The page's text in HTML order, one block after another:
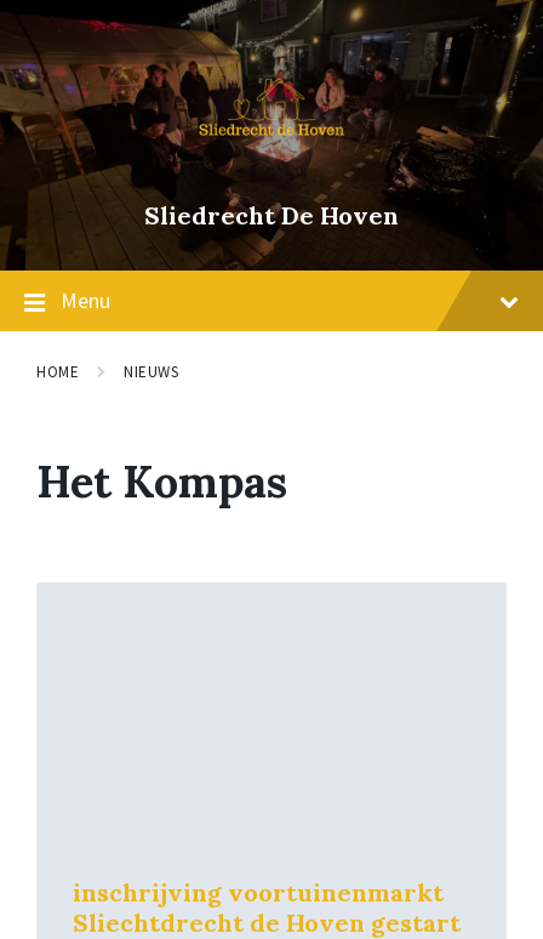
content
main
navigation
footer
Sliedrecht De Hoven
Menu
HOME NIEUWS
Het Kompas
inschrijving voortuinenmarkt
Sliechtdrecht de Hoven gestart